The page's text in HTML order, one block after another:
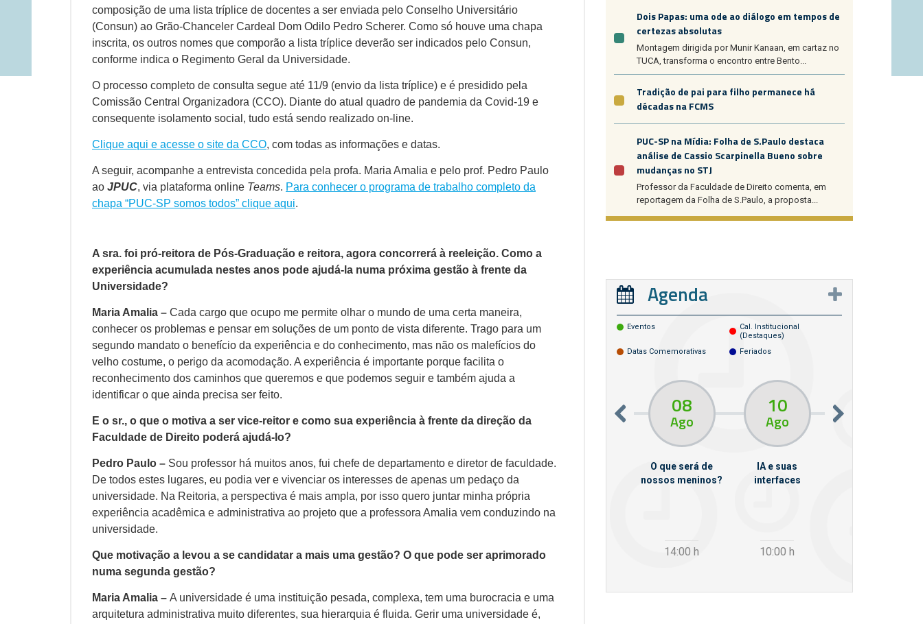
composição de uma lista tríplice de docentes a ser enviada pelo Conselho Universitário
(Consun) ao Grão-Chanceler Cardeal Dom Odilo Pedro Scherer. Como só houve uma chapa
inscrita, os outros nomes que comporão a lista tríplice deverão ser indicados pelo Consun,
conforme indica o Regimento Geral da Universidade.
O processo completo de consulta segue até 11/9 (envio da lista tríplice) e é presidido pela
Comissão Central Organizadora (CCO). Diante do atual quadro de pandemia da Covid-19 e
consequente isolamento social, tudo está sendo realizado on-line.
Clique aqui e acesse o site da CCO, com todas as informações e datas.
A seguir, acompanhe a entrevista concedida pela profa. Maria Amalia e pelo prof. Pedro Paulo
ao JPUC, via plataforma online Teams. Para conhecer o programa de trabalho completo da
chapa “PUC-SP somos todos” clique aqui.
A sra. foi pró-reitora de Pós-Graduação e reitora, agora concorrerá à reeleição. Como a
experiência acumulada nestes anos pode ajudá-la numa próxima gestão à frente da
Universidade?
Maria Amalia – Cada cargo que ocupo me permite olhar o mundo de uma certa maneira,
conhecer os problemas e pensar em soluções de um ponto de vista diferente. Trago para um
segundo mandato o benefício da experiência e do conhecimento, mas não os malefícios do
velho costume, o perigo da acomodação. A experiência é importante porque facilita o
reconhecimento dos caminhos que queremos e que podemos seguir e também ajuda a
identificar o que ainda precisa ser feito.
E o sr., o que o motiva a ser vice-reitor e como sua experiência à frente da direção da
Faculdade de Direito poderá ajudá-lo?
Pedro Paulo – Sou professor há muitos anos, fui chefe de departamento e diretor de faculdade.
De todos estes lugares, eu podia ver e vivenciar os interesses de apenas um pedaço da
universidade. Na Reitoria, a perspectiva é mais ampla, por isso quero juntar minha própria
experiência acadêmica e administrativa ao projeto que a professora Amalia vem conduzindo na
universidade.
Que motivação a levou a se candidatar a mais uma gestão? O que pode ser aprimorado
numa segunda gestão?
Maria Amalia – A universidade é uma instituição pesada, complexa, tem uma burocracia e uma
arquitetura administrativa muito diferentes, sua hierarquia é fluida. Gerir uma universidade é,
Dois Papas: uma ode ao diálogo em tempos de
certezas absolutas
Montagem dirigida por Munir Kanaan, em cartaz no
TUCA, transforma o encontro entre Bento...
Tradição de pai para filho permanece há
décadas na FCMS
PUC-SP na Mídia: Folha de S.Paulo destaca
análise de Cassio Scarpinella Bueno sobre
mudanças no STJ
Professor da Faculdade de Direito comenta, em
reportagem da Folha de S.Paulo, a proposta...
Agenda
Eventos
Cal. Institucional
(destaques)
Datas Comemorativas
Feriados
Ago
V Semana de
Pesquisa e
Inovação da FEA
PUC-SP
17:00h
08
Ago
O que será de
nossos meninos?
14:00 h
10
Ago
IA e suas
interfaces
10:00 h